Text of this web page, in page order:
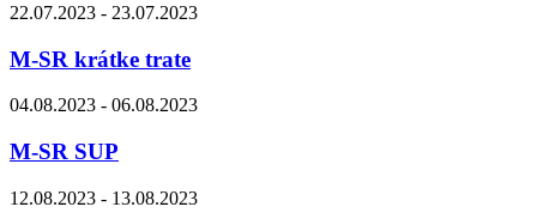
22.07.2023 - 23.07.2023
M-SR krátke trate
04.08.2023 - 06.08.2023
M-SR SUP
12.08.2023 - 13.08.2023